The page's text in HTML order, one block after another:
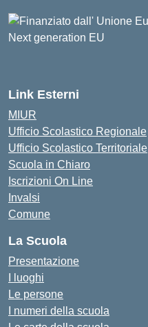
Link Esterni
MIUR
Ufficio Scolastico Regionale
Ufficio Scolastico Territoriale
Scuola in Chiaro
Iscrizioni On Line
Invalsi
Comune
La Scuola
Presentazione
I luoghi
Le persone
I numeri della scuola